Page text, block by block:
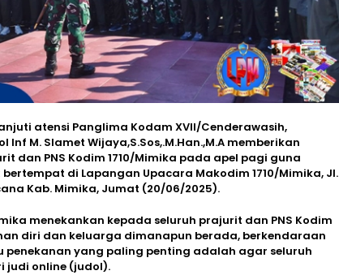
atensi Panglima Kodam XVII/Cenderawasih,
Inf M. Slamet Wijaya,S.Sos,.M.Han.,M.A memberikan
dan PNS Kodim 1710/Mimika pada apel pagi guna
di Lapangan Upacara Makodim 1710/Mimika, Jl.
Kab. Mimika, Jumat (20/06/2025).
menekankan kepada seluruh prajurit dan PNS Kodim
diri dan keluarga dimanapun berada, berkendaraan
penekanan yang paling penting adalah agar seluruh
judi online (judol).